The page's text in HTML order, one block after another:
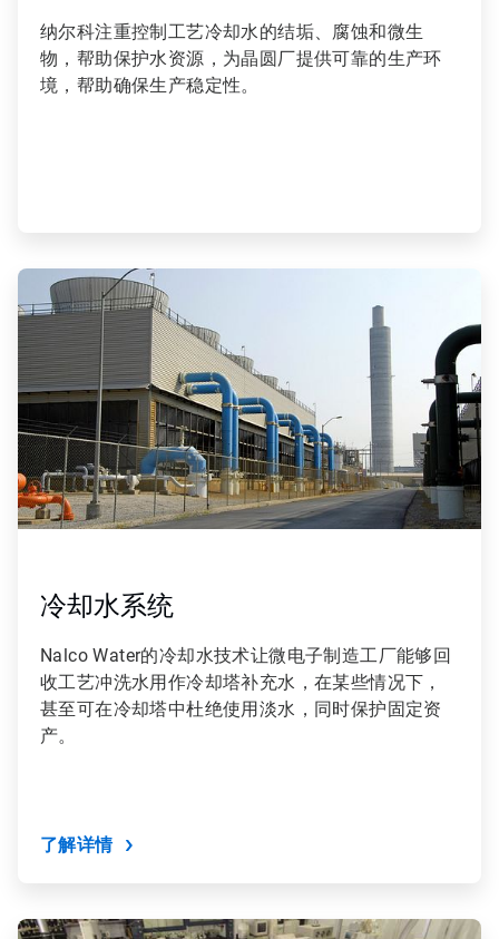
纳尔科注重控制工艺冷却水的结垢、腐蚀和微生
物，帮助保护水资源，为晶圆厂提供可靠的生产环
境，帮助确保生产稳定性。
ArticleTile
，
共
9
冷却水系统
Nalco Water的冷却水技术让微电子制造工厂能够回
收工艺冲洗水用作冷却塔补充水，在某些情况下，
甚至可在冷却塔中杜绝使用淡水，同时保护固定资
产。
了解详情
ArticleTile